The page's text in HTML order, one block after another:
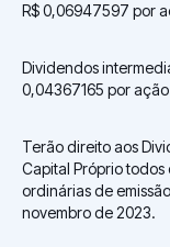
R$ 0,06947597 por
Dividendos
0,04367165 por
Terão direito aos
Capital Próprio
ordinárias de
novembro de 2023.